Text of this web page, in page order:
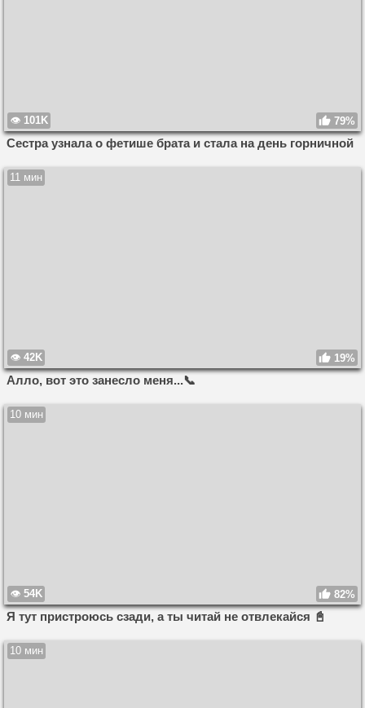
101K 79%
Сестра узнала о фетише брата и стала на день горничной
11 мин
42K 19%
Алло, вот это занесло меня...📞
10 мин
54K 82%
Я тут пристроюсь сзади, а ты читай не отвлекайся 📓
10 мин